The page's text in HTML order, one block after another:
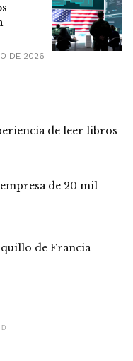
DE 2026
de leer libros
de 20 mil
de Francia